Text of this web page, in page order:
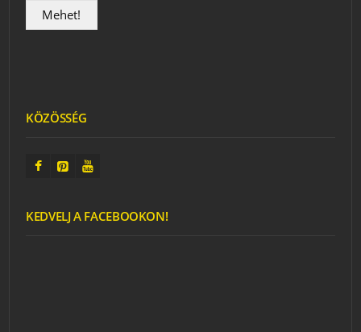
KÖZÖSSÉG
KEDVELJ A FACEBOOKON!